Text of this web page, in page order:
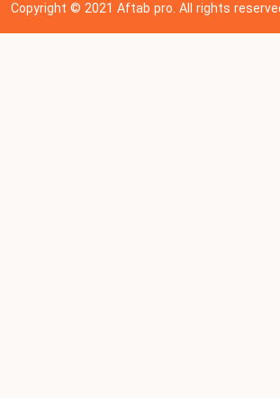
Copyright © 202 1Aftab pro. All rights